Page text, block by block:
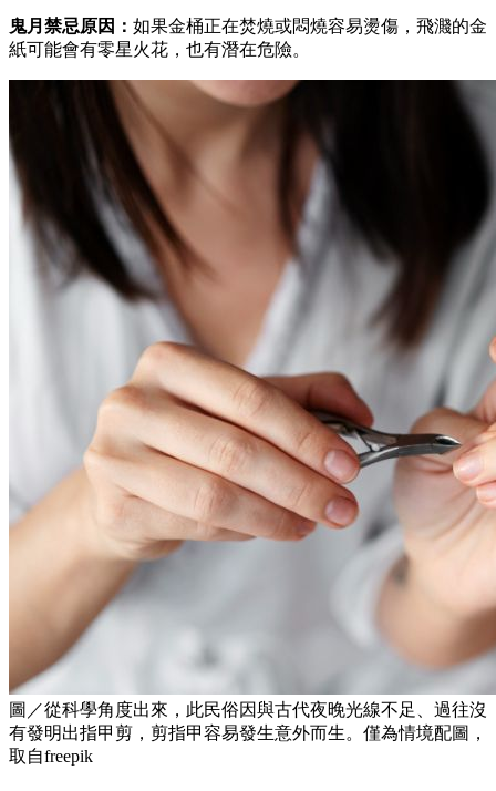
鬼月禁忌原因： 如果金桶正在焚燒或悶燒容易燙傷，飛濺的金
紙可能會有零星火花，也有潛在危險。
圖／從科學角度出來，此民俗因與古代夜晚光線不足、過往沒
有發明出指甲剪，剪指甲容易發生意外而生。僅為情境配圖，
取自freepik